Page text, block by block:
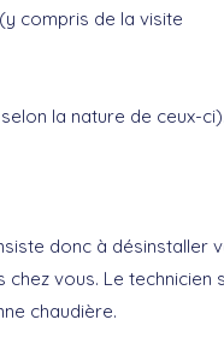
compris de la visite
la nature de ceux-ci).
donc à désinstaller
chez vous. Le technicien
chaudière.